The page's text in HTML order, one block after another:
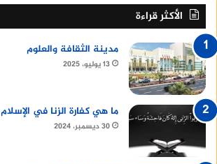
الأكثر قراءة
مدينة الثقافة والعلوم
13 يوليو، 2025
ما هي كفارة الزنا في الإسلام
30 ديسمبر، 2024